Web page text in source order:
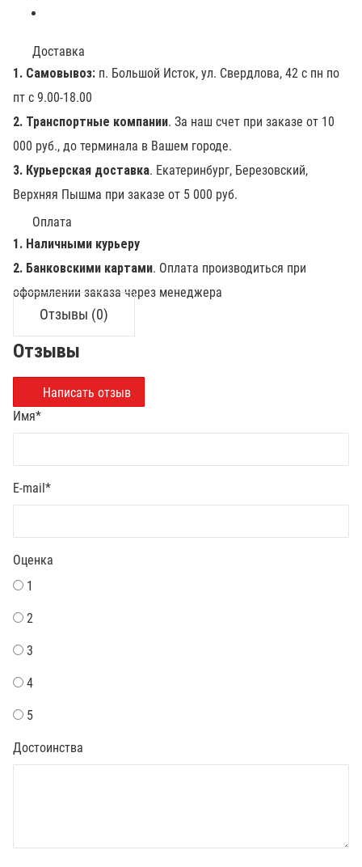
Доставка
1. Самовывоз: п. Большой Исток, ул. Свердлова, 42 с пн по
пт с 9.00-18.00
2. Транспортные компании. За наш счет при заказе от 10
000 руб., до терминала в Вашем городе.
3. Курьерская доставка. Екатеринбург, Березовский,
Верхняя Пышма при заказе от 5 000 руб.
Оплата
1. Наличными курьеру
2. Банковскими картами. Оплата производиться при
оформлении заказа через менеджера
Отзывы (0)
Отзывы
Написать отзыв
Имя*
E-mail*
Оценка
1
2
3
4
5
Достоинства